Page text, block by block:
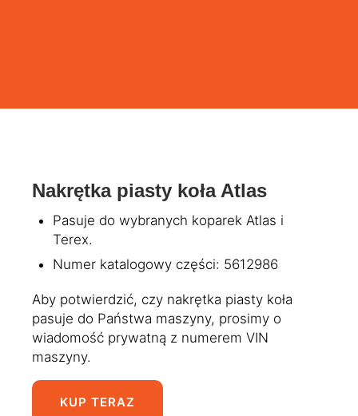
Nakrętka piasty koła Atlas
Pasuje do wybranych koparek Atlas i
Terex.
Numer katalogowy części: 5612986
Aby potwierdzić, czy nakrętka piasty koła
pasuje do Państwa maszyny, prosimy o
wiadomość prywatną z numerem VIN
maszyny.
KUP TERAZ